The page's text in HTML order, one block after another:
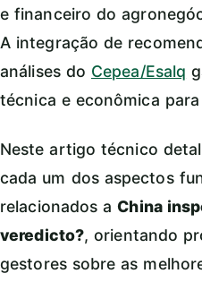
e financeiro do
A integração de
análises do Cepea/Esalq
técnica e econômica
Neste artigo técnico
cada um dos aspectos
relacionados aChina
veredicto?, orientando
gestores sobre as